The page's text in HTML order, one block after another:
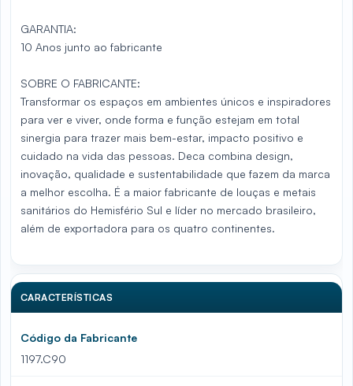
GARANTIA:
10 Anos junto ao fabricante
SOBRE O FABRICANTE:
Transformar os espaços em ambientes únicos e inspiradores
para ver e viver, onde forma e função estejam em total
sinergia para trazer mais bem-estar, impacto positivo e
cuidado na vida das pessoas. Deca combina design,
inovação, qualidade e sustentabilidade que fazem da marca
a melhor escolha. É a maior fabricante de louças e metais
sanitários do Hemisfério Sul e líder no mercado brasileiro,
além de exportadora para os quatro continentes.
CARACTERÍSTICAS
Código da Fabricante
1197.C90